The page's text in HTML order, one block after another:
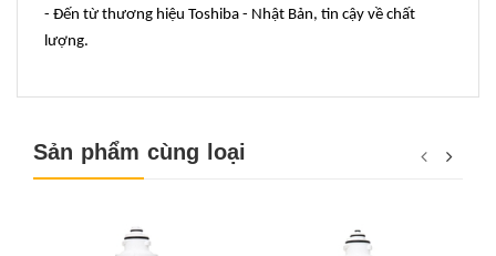
- Đến từ thương hiệu Toshiba - Nhật Bản, tin cậy về chất
lượng.
Sản phẩm cùng loại